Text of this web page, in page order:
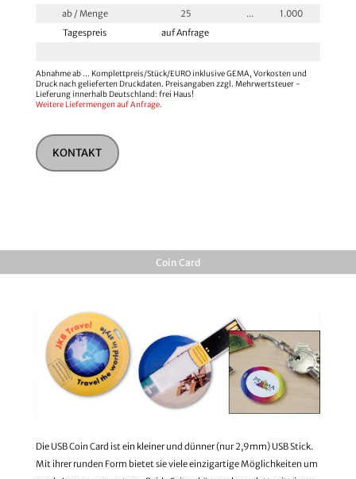
ab / Menge 25 ...
1.000
Tagespreis
auf Anfrage
Abnahme ab ... Komplettpreis/Stück/EURO inklusive GEMA, Vorkosten und
Druck nach gelieferten Druckdaten. Preisangaben zzgl. Mehrwertsteuer -
Lieferung innerhalb Deutschland: frei Haus!
Weitere Liefermengen auf Anfrage.
KONTAKT
Coin Card
Die USB Coin Card ist ein kleiner und dünner (nur 2,9mm) USB Stick.
Mit ihrer runden Form bietet sie viele einzigartige Möglichkeiten um